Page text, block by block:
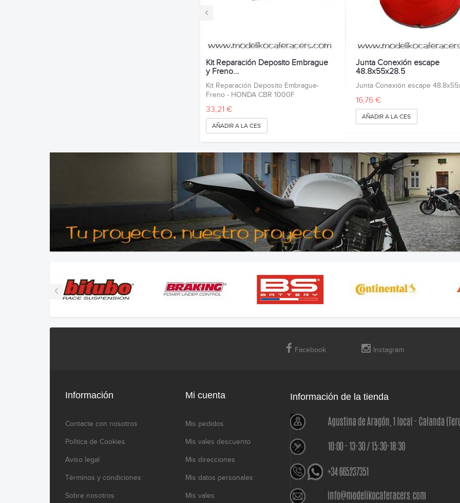
‹
Kit Reparación Deposito Embrague
y Freno...
Kit Reparación Deposito Embrague-
Freno - HONDA CBR 1000F
33,21 €
AÑADIR A LA CESTA
Junta Conexión escape
48.8x55x28.5
Junta Conexión escape
16,76 €
AÑADIR A LA CESTA
Facebook Instagram
Información
Contacte con nosotros
Política de Cookies
Aviso legal
Términos y condiciones
Sobre nosotros
Mi cuenta
Mis pedidos
Mis vales descuento
Mis direcciones
Mis datos personales
Mis vales
Información de la tienda